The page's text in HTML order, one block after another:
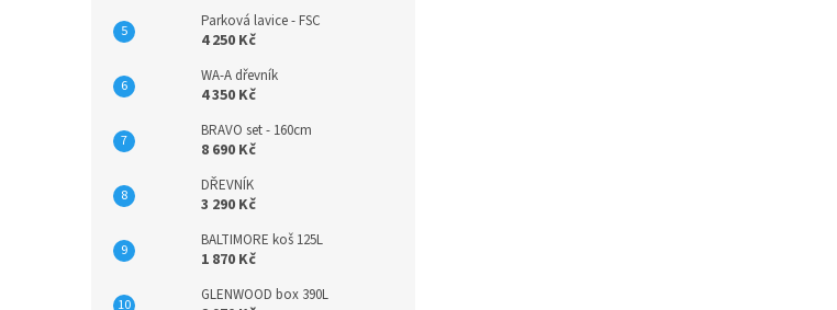
Parková lavice - FSC
4 250 Kč
WA-A dřevník
4 350 Kč
BRAVO set - 160cm
8 690 Kč
DŘEVNÍK
3 290 Kč
BALTIMORE koš 125L
1 870 Kč
GLENWOOD box 390L